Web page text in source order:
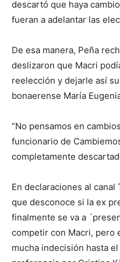
descartó que haya
fueran a adelantar las
De esa manera, Peña
deslizaron que Macri
reelección y dejarle así
bonaerense María
“No pensamos en
funcionario de
completamente
En declaraciones al
que desconoce si la ex
finalmente se va a
competir con Macri, pero
mucha indecisión hasta